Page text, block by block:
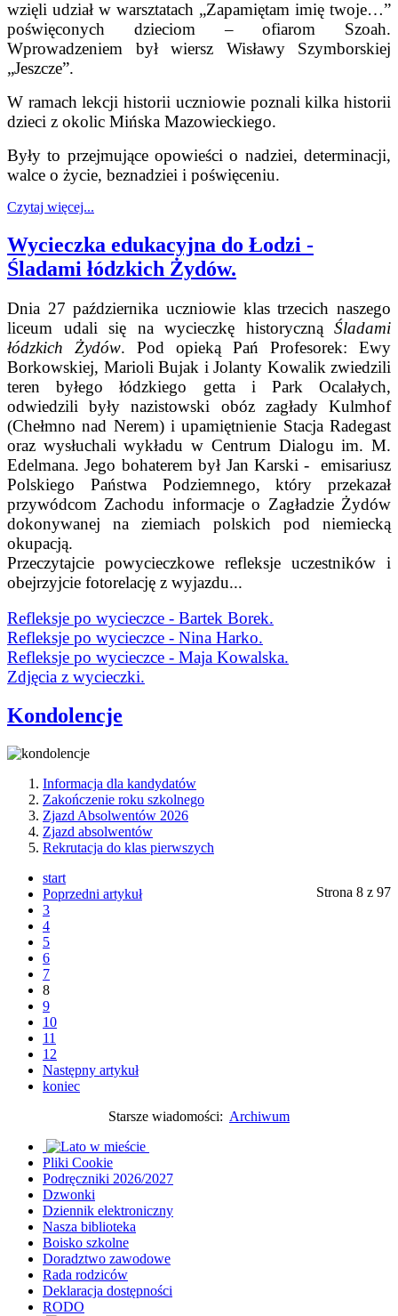
wzięli udział w warsztatach „Zapamiętam imię twoje…”
poświęconych dzieciom – ofiarom Szoah.
Wprowadzeniem był wiersz Wisławy Szymborskiej
„Jeszcze”.
W ramach lekcji historii uczniowie poznali kilka historii
dzieci z okolic Mińska Mazowieckiego.
Były to przejmujące opowieści o nadziei, determinacji,
walce o życie, beznadziei i poświęceniu.
Czytaj więcej...
Wycieczka edukacyjna do Łodzi -
Śladami łódzkich Żydów.
Dnia 27 października uczniowie klas trzecich naszego
liceum udali się na wycieczkę historyczną Śladami
łódzkich Żydów. Pod opieką Pań Profesorek: Ewy
Borkowskiej, Marioli Bujak i Jolanty Kowalik zwiedzili
teren byłego łódzkiego getta i Park Ocalałych,
odwiedzili były nazistowski obóz zagłady Kulmhof
(Chełmno nad Nerem) i upamiętnienie Stacja Radegast
oraz wysłuchali wykładu w Centrum Dialogu im. M.
Edelmana. Jego bohaterem był Jan Karski - emisariusz
Polskiego Państwa Podziemnego, który przekazał
przywódcom Zachodu informacje o Zagładzie Żydów
dokonywanej na ziemiach polskich pod niemiecką
okupacją.
Przeczytajcie powycieczkowe refleksje uczestników i
obejrzyjcie fotorelację z wyjazdu...
Refleksje po wycieczce - Bartek Borek.
Refleksje po wycieczce - Nina Harko.
Refleksje po wycieczce - Maja Kowalska.
Zdjęcia z wycieczki.
Kondolencje
Informacja dla kandydatów
Zakończenie roku szkolnego
Zjazd Absolwentów 2026
Zjazd absolwentów
Rekrutacja do klas pierwszych
Strona 8 z 97
start
Poprzedni artykuł
3
4
5
6
7
8
9
10
11
12
Następny artykuł
koniec
Starsze wiadomości: Archiwum
Pliki Cookie
Podręczniki 2026/2027
Dzwonki
Dziennik elektroniczny
Nasza biblioteka
Boisko szkolne
Doradztwo zawodowe
Rada rodziców
Deklaracja dostępności
RODO